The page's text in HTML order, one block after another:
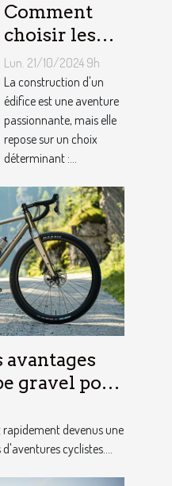
Comment
choisir les
matériaux de
construction
adaptés à
votre projet
Lun. 21/10/2024 9h
La construction d'un
édifice est une aventure
passionnante, mais elle
repose sur un choix
déterminant :...
gravel pour
rapidement devenus une
cyclistes....